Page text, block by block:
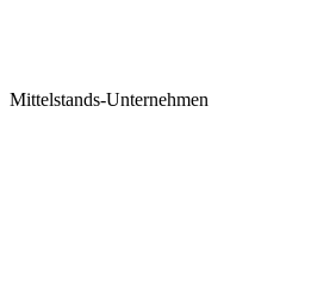
Mittelstands-Unternehmen